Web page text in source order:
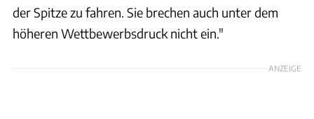
der Spitze zu fahren. Sie brechen auch unter dem
höheren Wettbewerbsdruck nicht ein."
ANZEIGE